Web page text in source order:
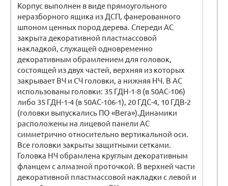
Корпус выполнен в виде прямоугольного
неразборного ящика из ДСП, фанерованного
шпоном ценных пород дерева. Спереди АС
закрыта декоративной пластмассовой
накладкой, служащей одновременно
декоративным обрамлением для головок,
состоящей из двух частей, верхняя из которых
закрывает ВЧ и СЧ головки, а нижняя НЧ. В АС
использованы головки: 35 ГДН-1-8 (в 50АС-106)
либо 35 ГДН-1-4 (в 50АС-106-1), 20 ГДС-4, 10 ГДВ-2
(головки выпускались ПО «Вега»).Динамики
расположены на лицевой панели АС
симметрично относительно вертикальной оси.
Все головки закрыты защитными сетками.
Головка НЧ обрамлена круглым декоративным
фланцем с алмазной проточкой. В верхней части
декоративной пластмассовой накладки с левой и